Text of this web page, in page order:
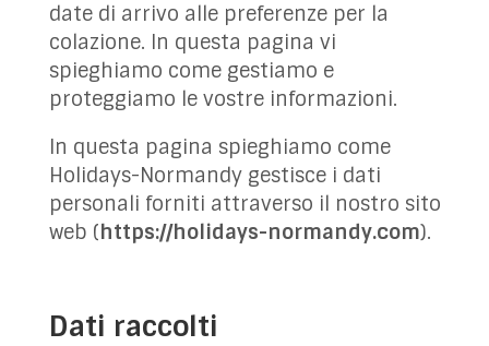
date di arrivo alle preferenze per la
colazione. In questa pagina vi
spieghiamo come gestiamo e
proteggiamo le vostre informazioni.
In questa pagina spieghiamo come
Holidays-Normandy gestisce i dati
personali forniti attraverso il nostro sito
web (https://holidays-normandy.com).
Dati raccolti